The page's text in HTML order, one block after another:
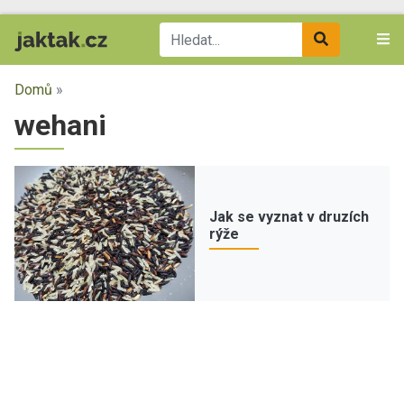
Domů »
wehani
Jak se vyznat v druzích
rýže